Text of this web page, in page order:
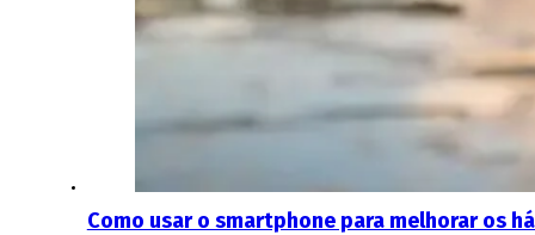
Como usar o smartphone para melhorar os